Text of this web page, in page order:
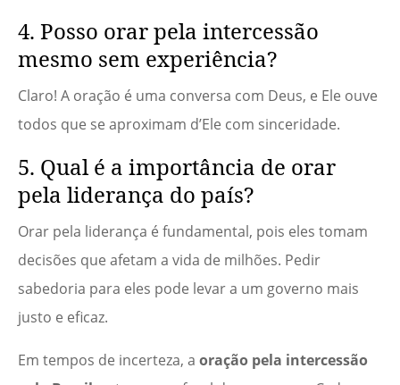
4. Posso orar pela intercessão
mesmo sem experiência?
Claro! A oração é uma conversa com Deus, e Ele ouve
todos que se aproximam d’Ele com sinceridade.
5. Qual é a importância de orar
pela liderança do país?
Orar pela liderança é fundamental, pois eles tomam
decisões que afetam a vida de milhões. Pedir
sabedoria para eles pode levar a um governo mais
justo e eficaz.
Em tempos de incerteza, a oração pela intercessão